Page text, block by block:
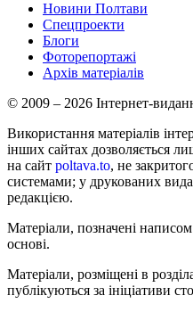
Новини Полтави
Спецпроекти
Блоги
Фоторепортажі
Архів матеріалів
© 2009 – 2026 Інтернет-
Використання матеріалів
інших сайтах дозволяється
на сайт poltava.to, не
системами; у друкованих
редакцією.
Матеріали, позначені написом
основі.
Матеріали, розміщені в
публікуються за ініціативи